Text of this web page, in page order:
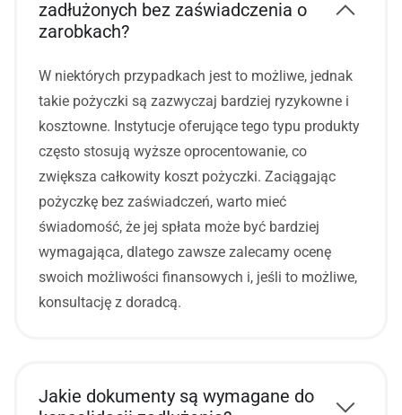
zadłużonych bez zaświadczenia o
zarobkach?
W niektórych przypadkach jest to możliwe, jednak
takie pożyczki są zazwyczaj bardziej ryzykowne i
kosztowne. Instytucje oferujące tego typu produkty
często stosują wyższe oprocentowanie, co
zwiększa całkowity koszt pożyczki. Zaciągając
pożyczkę bez zaświadczeń, warto mieć
świadomość, że jej spłata może być bardziej
wymagająca, dlatego zawsze zalecamy ocenę
swoich możliwości finansowych i, jeśli to możliwe,
konsultację z doradcą.
Jakie dokumenty są wymagane do